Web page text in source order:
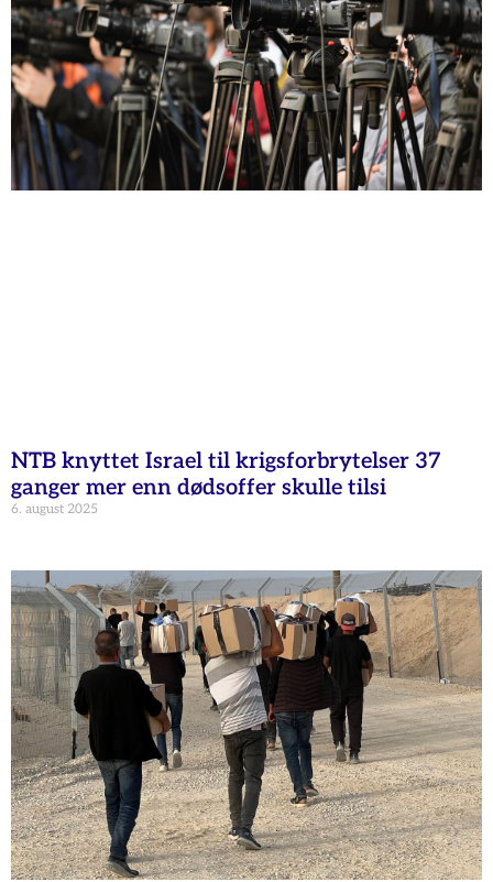
NTB knyttet Israel til krigsforbrytelser 37
ganger mer enn dødsoffer skulle tilsi
6. august 2025